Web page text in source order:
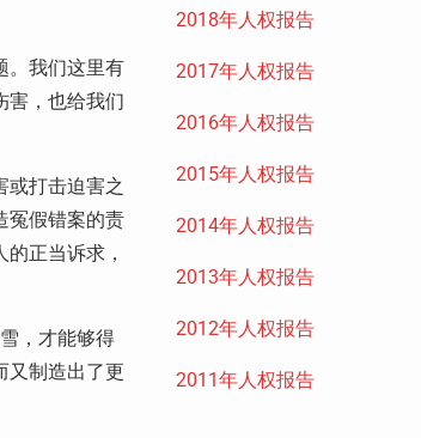
。我们这里有
害，也给我们
或打击迫害之
冤假错案的责
正当诉求，
，才能够得
又制造出了更
2018年人权报告
2017年人权报告
2016年人权报告
2015年人权报告
2014年人权报告
2013年人权报告
2012年人权报告
2011年人权报告